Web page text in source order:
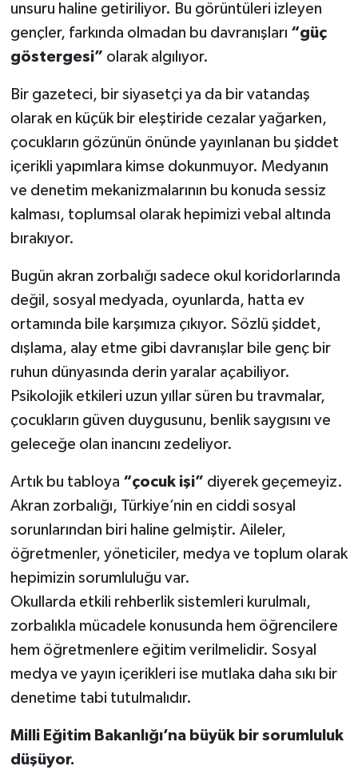
unsuru haline getiriliyor. Bu görüntüleri izleyen
gençler, farkında olmadan bu davranışları “güç
göstergesi” olarak algılıyor.
Bir gazeteci, bir siyasetçi ya da bir vatandaş
olarak en küçük bir eleştiride cezalar yağarken,
çocukların gözünün önünde yayınlanan bu şiddet
içerikli yapımlara kimse dokunmuyor. Medyanın
ve denetim mekanizmalarının bu konuda sessiz
kalması, toplumsal olarak hepimizi vebal altında
bırakıyor.
Bugün akran zorbalığı sadece okul koridorlarında
değil, sosyal medyada, oyunlarda, hatta ev
ortamında bile karşımıza çıkıyor. Sözlü şiddet,
dışlama, alay etme gibi davranışlar bile genç bir
ruhun dünyasında derin yaralar açabiliyor.
Psikolojik etkileri uzun yıllar süren bu travmalar,
çocukların güven duygusunu, benlik saygısını ve
geleceğe olan inancını zedeliyor.
Artık bu tabloya “çocuk işi” diyerek geçemeyiz.
Akran zorbalığı, Türkiye’nin en ciddi sosyal
sorunlarından biri haline gelmiştir. Aileler,
öğretmenler, yöneticiler, medya ve toplum olarak
hepimizin sorumluluğu var.
Okullarda etkili rehberlik sistemleri kurulmalı,
zorbalıkla mücadele konusunda hem öğrencilere
hem öğretmenlere eğitim verilmelidir. Sosyal
medya ve yayın içerikleri ise mutlaka daha sıkı bir
denetime tabi tutulmalıdır.
Milli Eğitim Bakanlığı’na büyük bir sorumluluk
düşüyor.